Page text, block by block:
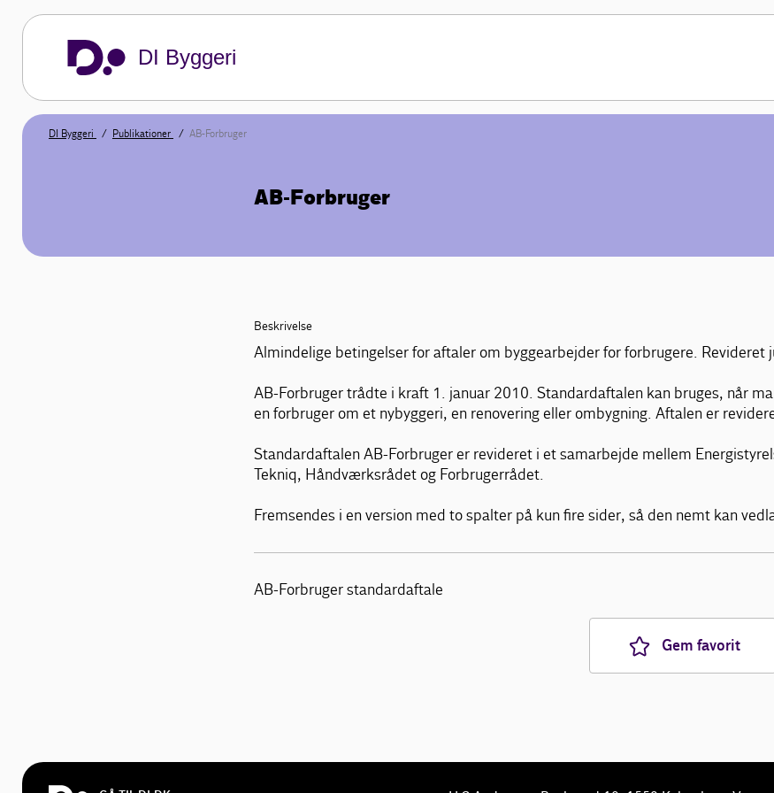
DI Byggeri
DI Byggeri Publikationer AB-Forbruger
AB-Forbruger
Beskrivelse
Almindelige betingelser for aftaler om byggearbejder for forbrugere. Revideret
AB-Forbruger trådte i kraft 1. januar 2010. Standardaftalen kan bruges, når
en forbruger om et nybyggeri, en renovering eller ombygning. Aftalen er
Standardaftalen AB-Forbruger er revideret i et samarbejde mellem
Tekniq, Håndværksrådet og Forbrugerrådet.
Fremsendes i en version med to spalter på kun fire sider, så den nemt kan
AB-Forbruger standardaftale
Gem favorit